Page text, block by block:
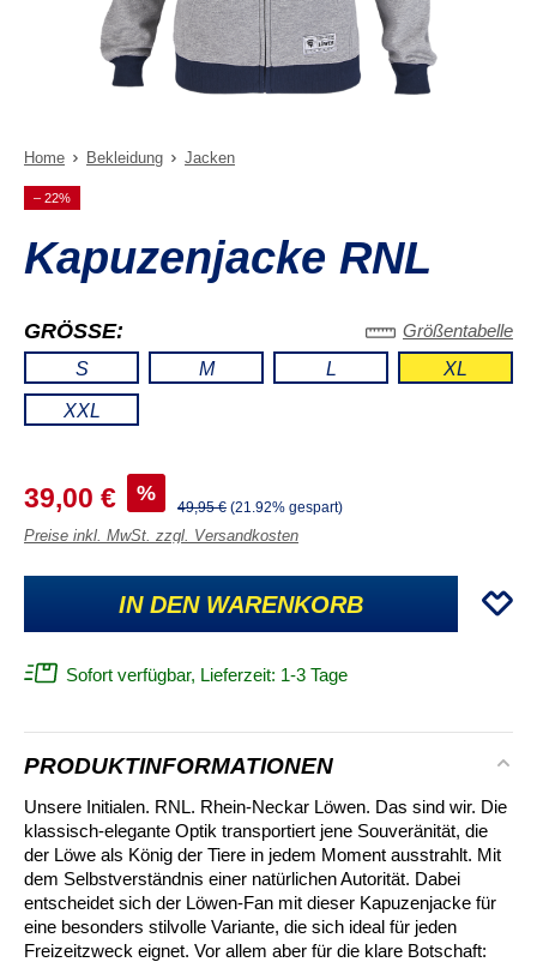
Home Bekleidung Jacken
– 22%
Kapuzenjacke RNL
GRÖSSE:
Größentabelle
S
M L XL
XXL
39,00 € %
49,95 € (21.92% gespart)
Preise inkl. MwSt. zzgl. Versandkosten
IN DEN WARENKORB
Sofort verfügbar, Lieferzeit: 1-3 Tage
PRODUKTINFORMATIONEN
Unsere Initialen. RNL. Rhein-Neckar Löwen. Das sind wir. Die
klassisch-elegante Optik transportiert jene Souveränität, die
der Löwe als König der Tiere in jedem Moment ausstrahlt. Mit
dem Selbstverständnis einer natürlichen Autorität. Dabei
entscheidet sich der Löwen-Fan mit dieser Kapuzenjacke für
eine besonders stilvolle Variante, die sich ideal für jeden
Freizeitzweck eignet. Vor allem aber für die klare Botschaft: